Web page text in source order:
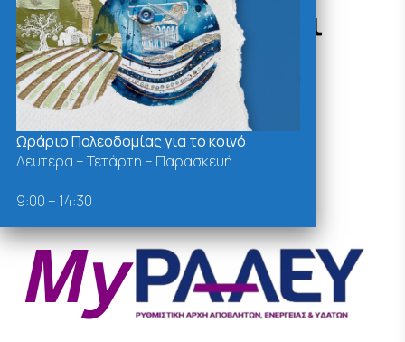
Δράσεις - Χρήσιμοι
Σύνδεσμοι
Ωράριο Πολεοδομίας για το κοινό
Δευτέρα – Τετάρτη – Παρασκευή
9:00 – 14:30